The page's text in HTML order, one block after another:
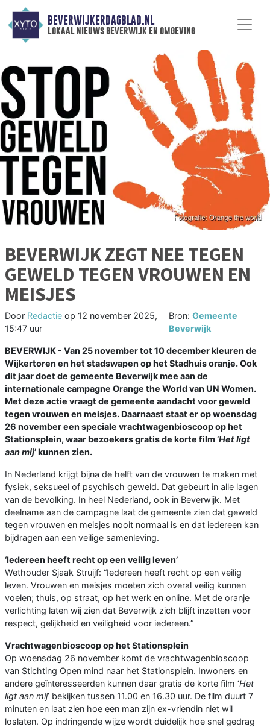
BEVERWIJKERDAGBLAD.NL
lokaal nieuws beverwijk en omgeving
BEVERWIJK ZEGT NEE TEGEN
GEWELD TEGEN VROUWEN EN
MEISJES
Door Redactie op 12 november 2025,
15:47 uur
Bron:Gemeente
Beverwijk
BEVERWIJK - Van 25 november tot 10 december kleuren de
Wijkertoren en het stadswapen op het Stadhuis oranje. Ook
dit jaar doet de gemeente Beverwijk mee aan de
internationale campagne Orange the World van UN Women.
Met deze actie vraagt de gemeente aandacht voor geweld
tegen vrouwen en meisjes. Daarnaast staat er op woensdag
26 november een speciale vrachtwagenbioscoop op het
Stationsplein, waar bezoekers gratis de korte film ‘Het ligt
aan mij’ kunnen zien.
In Nederland krijgt bijna de helft van de vrouwen te maken met
fysiek, seksueel of psychisch geweld. Dat gebeurt in alle lagen
van de bevolking. In heel Nederland, ook in Beverwijk. Met
deelname aan de campagne laat de gemeente zien dat geweld
tegen vrouwen en meisjes nooit normaal is en dat iedereen kan
bijdragen aan een veilige samenleving.
‘Iedereen heeft recht op een veilig leven’
Wethouder Sjaak Struijf: “Iedereen heeft recht op een veilig
leven. Vrouwen en meisjes moeten zich overal veilig kunnen
voelen; thuis, op straat, op het werk en online. Met de oranje
verlichting laten wij zien dat Beverwijk zich blijft inzetten voor
respect, gelijkheid en veiligheid voor iedereen.”
Vrachtwagenbioscoop op het Stationsplein
Op woensdag 26 november komt de vrachtwagenbioscoop
van Stichting Open mind naar het Stationsplein. Inwoners en
andere geïnteresseerden kunnen daar gratis de korte film ‘Het
ligt aan mij’ bekijken tussen 11.00 en 16.30 uur. De film duurt 7
minuten en laat zien hoe een man zijn ex-vriendin niet wil
loslaten. Op indringende wijze wordt duidelijk hoe snel gedrag